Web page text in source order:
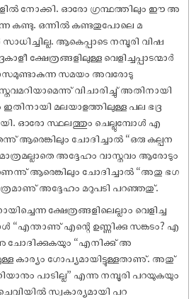
നോക്കി. ഓരോ ഗ്രന്ഥത്തിലും ഈ അ
കണ്ടു. ഒന്നിൽ കണ്ടതുപോലെ മ
ആകെപ്പാടെ നമ്പൂരി വി‌ഷ
ക്ഷേത്രങ്ങളിലുള്ള വെളിച്ചപ്പാടന്മാർ
സമയം അവരോടു
വിചാരിച്ചു് അതിനായി
ഇതിനായി മലയാളത്തിലുള്ള പല ഭദ്ര
ഓരോ സ്ഥലത്തും ചെല്ലുമ്പോൾ എ
ആരെങ്കിലും ചോദിച്ചാൽ “ഒരു കല്പന
അദ്ദേഹം വാസ്തവം ആരോടും
ആരെങ്കിലും ചോദിച്ചാൽ “അതു ഭഗ
അദ്ദേഹം മറുപടി പറഞ്ഞതു്.
ക്ഷേത്രങ്ങളിലെല്ലാം വെളിച്ച
“എന്താണു് എന്റെ ഉണ്ണിക്കു സങ്കടം? എ
ചോദിക്കുകയും “എനിക്കു് അ
കാര്യം ഗോപ്യമായിട്ടുള്ളതാണു്. അതു്
പാടില്ല” എന്നു നമ്പൂരി പറയുകയും
സ്വകാര്യമായി പറ